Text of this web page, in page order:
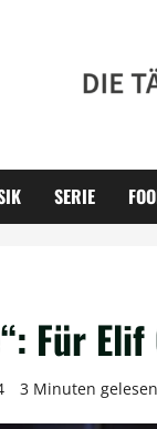
SERIE
Für
3 Minuten gelesen